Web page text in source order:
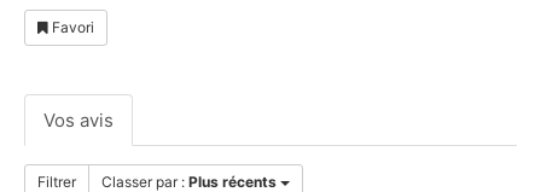
Favori
Vos avis
Filtrer Classer par : Plus récents